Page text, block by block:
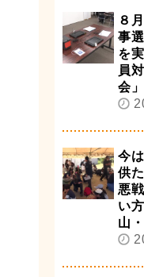
８
事
を
員
会
今
供
悪
い
山